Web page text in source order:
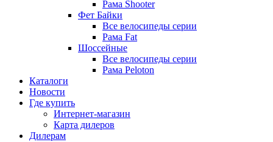
Рама Shooter
Фет Байки
Все велосипеды серии
Рама Fat
Шоссейные
Все велосипеды серии
Рама Peloton
Каталоги
Новости
Где купить
Интернет-магазин
Карта дилеров
Дилерам